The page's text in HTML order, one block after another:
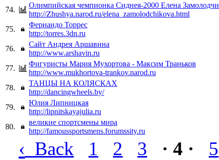
74.
Олимпийская чемпионка Сиднея-2000 Елена
http://Zhushya.narod.ru/elena_zamolodchikova.html
75.
Фернандо Торрес
http://torres.3dn.ru
76.
Сайт Андрея Аршавина
http://www.arshavin.ru
77.
Фигуристы Мария Мухортова - Максим Траньков
http://www.mukhortova-trankov.narod.ru
78.
ТАНЦЫ НА КОЛЯСКАХ
http://dancingwheels.by/
79.
Юлия Липницкая
http://lipnitskayajulia.ru
80.
великие спортсмены мира
http://famoussportsmens.forumssity.ru
‹ Back 1 2 3 · 4 · 5